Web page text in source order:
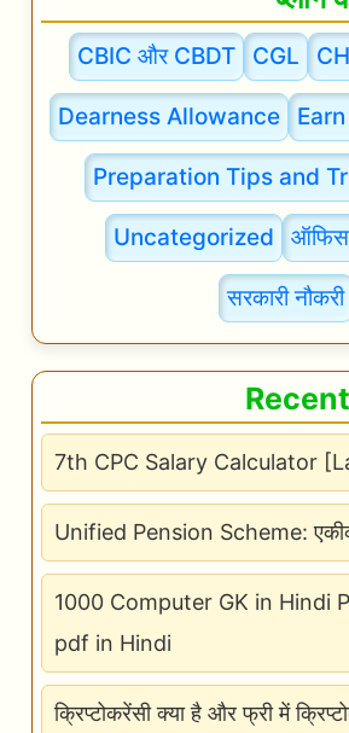
CBIC और CBDT CGL
Dearness Allowance
Preparation Tips and
Uncategorized ऑफिस
सरकारी नौकरी
7th CPC Salary Calculator
Unified Pension Scheme:
1000 Computer GK in Hindi
pdf in Hindi
क्रिप्टोकरेंसी क्या है और फ्री में